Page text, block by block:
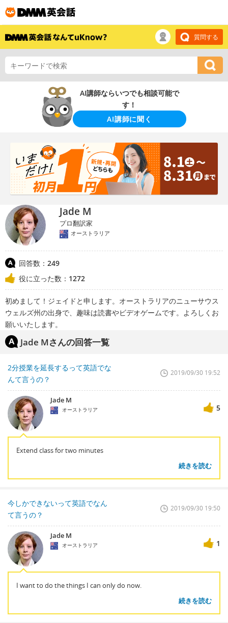
質問する
AI講師ならいつでも相談可能で
す！
AI講師に聞く
Jade M
プロ翻訳家
オーストラリア
回答数： 249
役に立った数： 1272
初めまして！ジェイドと申します。オーストラリアのニューサウス
ウェルズ州の出身で、趣味は読書やビデオゲームです。よろしくお
願いいたします。
Jade Mさんの回答一覧
2分授業を延長するって英語でな
んて言うの？
2019/09/30 19:52
Jade M
オーストラリア 5
Extend class for two minutes
続きを読む
今しかできないって英語でなん
て言うの？
2019/09/30 19:50
Jade M
オーストラリア 1
I want to do the things I can only do now.
続きを読む